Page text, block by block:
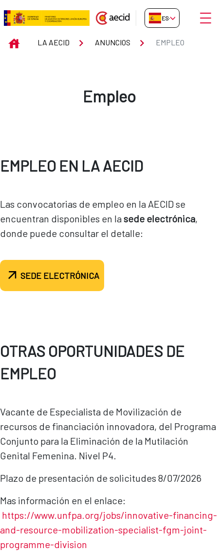
Saltar al contenido principal
Empleo
ES-ES Abrir
INICIOLA AECID ANUNCIOS EMPLEO
Empleo
EMPLEO EN LA AECID
Las convocatorias de empleo en la AECID se
encuentran disponibles en lasede electrónica,
donde puede consultar el detalle:
SEDE ELECTRÓNICA
OTRAS OPORTUNIDADES DE
EMPLEO
Vacante de Especialista de Movilización de
recursos de financiación innovadora, del Programa
Conjunto para la Eliminación de la Mutilación
Genital Femenina. Nivel P4.
Plazo de presentación de solicitudes 8/07/2026
Mas información en el enlace:
https://www.unfpa.org/jobs/innovative-financing-
and-resource-mobilization-specialist-fgm-joint-
programme-division